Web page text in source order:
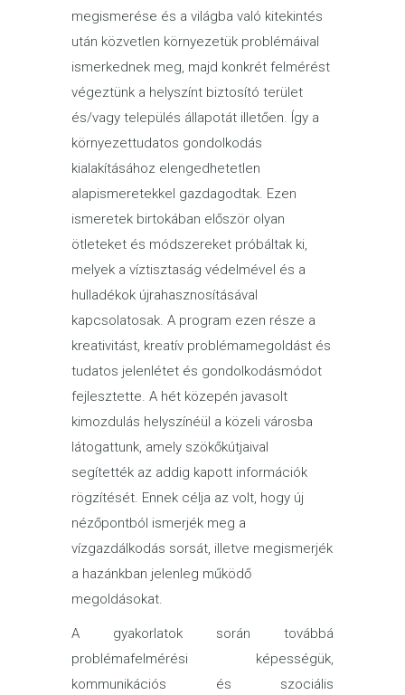
megismerése és a világba való kitekintés
után közvetlen környezetük problémáival
ismerkednek meg, majd konkrét felmérést
végeztünk a helyszínt biztosító terület
és/vagy település állapotát illetően. Így a
környezettudatos gondolkodás
kialakításához elengedhetetlen
alapismeretekkel gazdagodtak. Ezen
ismeretek birtokában először olyan
ötleteket és módszereket próbáltak ki,
melyek a víztisztaság védelmével és a
hulladékok újrahasznosításával
kapcsolatosak. A program ezen része a
kreativitást, kreatív problémamegoldást és
tudatos jelenlétet és gondolkodásmódot
fejlesztette. A hét közepén javasolt
kimozdulás helyszínéül a közeli városba
látogattunk, amely szökőkútjaival
segítették az addig kapott információk
rögzítését. Ennek célja az volt, hogy új
nézőpontból ismerjék meg a
vízgazdálkodás sorsát, illetve megismerjék
a hazánkban jelenleg működő
megoldásokat.
A gyakorlatok során továbbá
problémafelmérési képességük,
kommunikációs és szociális